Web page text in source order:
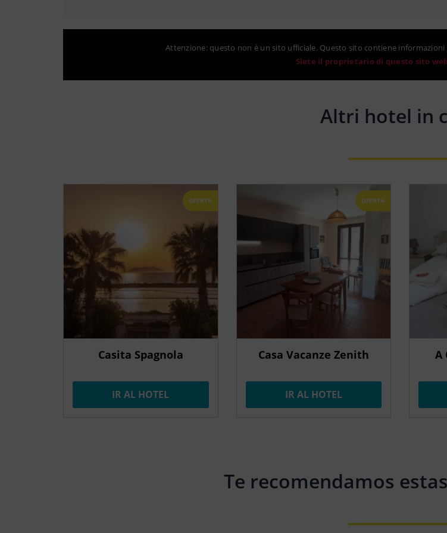
Attenzione: questo non è un sito ufficiale. Questo sito contiene
Siete il proprietario di questo sito
Altri hotel in
OFERTA
Casita Spagnola
IR AL HOTEL
OFERTA
Casa Vacanze Zenith
IR AL HOTEL
A
Te recomendamos